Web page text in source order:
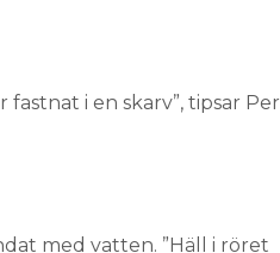
i en skarv”, tipsar Per
med vatten. ”Häll i röret